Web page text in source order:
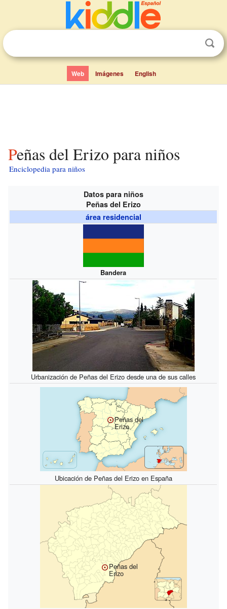
Web Imágenes English
Peñas del Erizo para niños
Enciclopedia para niños
Datos para niños
Peñas del Erizo
área residencial
Bandera
Urbanización de Peñas del Erizo desde una de sus calles
Peñas del
Erizo
Ubicación de Peñas del Erizo en España
Peñas del
Erizo